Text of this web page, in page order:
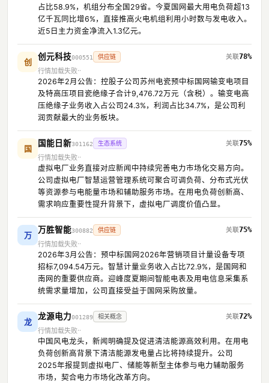
占比58.9%，机组分布全国29省。今夏国网最大用电负荷超13
亿千瓦同比增6%，直接推高火电机组利用小时数与发电收入。
近5日主力资金净流入1.3亿元。
创
创元科技000551 供应链
78%
行情加载失败
2026年2月公告：控股子公司苏州电瓷预中标国网输变电项目
及特高压项目瓷绝缘子合计9,476.72万元（含税）。输变电高
压绝缘子业务收入占公司24.3%，利润占比34.7%，是公司利
润贡献最大的业务板块。
国
国能日新301162 生态系统
75%
行情加载失败
虚拟电厂业务直接对应新闻中持续完善电力市场化交易方向。
公司虚拟电厂智慧运营管理系统可聚合可调负荷、分布式光伏
等资源参与电能量市场和辅助服务市场。在用电负荷创新高、
需求响应重要性提升背景下，虚拟电厂调度价值凸显。
万
万胜智能300882 供应链
75%
行情加载失败
2026年3月公告：预中标国网2026年营销项目计量设备专项
招标7,094.54万元。智慧计量业务收入占比72.9%，是国网和
南网的重要供应商。迎峰度夏期间智能电表及用电信息采集系
统需求量增加，公司直接受益于国网采购放量。
龙
龙源电力001289 相关概念
72%
行情加载失败
中国风电龙头，新闻明确提及促进清洁能源高效利用。在用电
负荷创新高背景下清洁能源发电量占比将持续提升。公司
2025年报提到虚拟电厂、储能等新型主体参与电力辅助服务
市场，契合电力市场化改革方向。